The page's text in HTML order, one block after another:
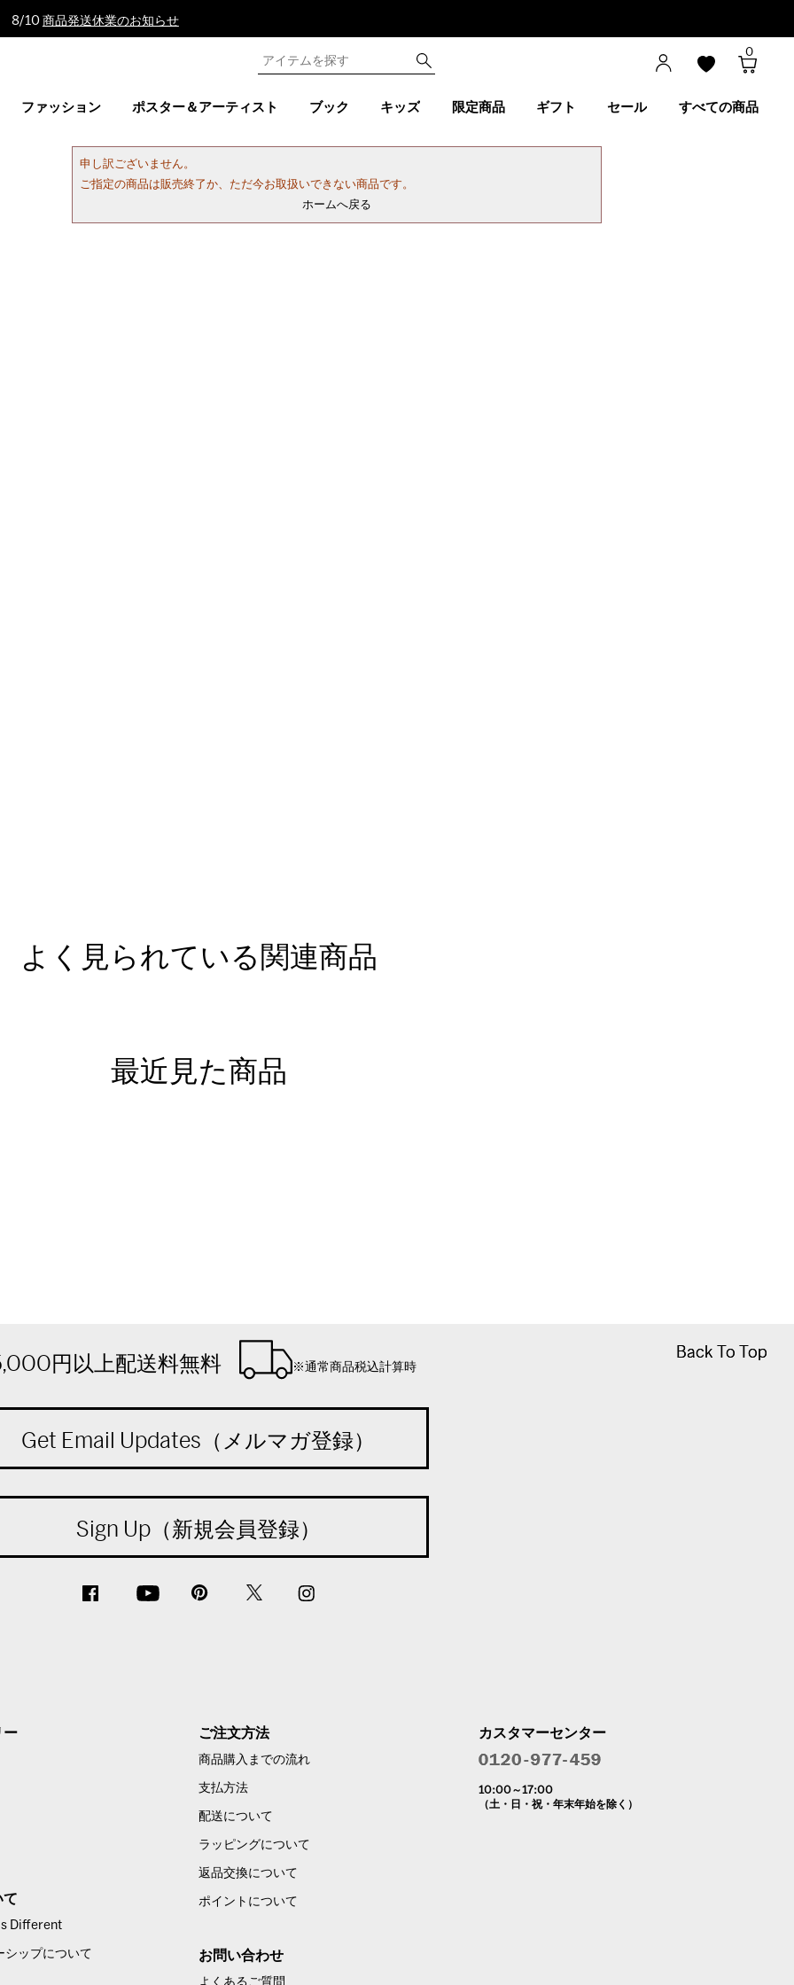
8/10 商品発送休業のお知らせ
0
ファッション ポスター＆アーティスト ブック キッズ 限定商品 ギフト セール すべての商品
申し訳ございません。
ご指定の商品は販売終了か、ただ今お取扱いできない商品です。
ホームへ戻る
よく見られている関連商品
最近見た商品
Back To Top
Back To Top
円以上配送料無料 ※通常商品税込計算時
Get Email Updates（メルマガ登録）
Sign Up（新規会員登録）
ー
て
Different
シップについて
ご注文方法
商品購入までの流れ
支払方法
配送について
ラッピングについて
返品交換について
ポイントについて
お問い合わせ
よくあるご質問
カスタマーセンター
10:00～17:00
（土・日・祝・年末年始を除く）